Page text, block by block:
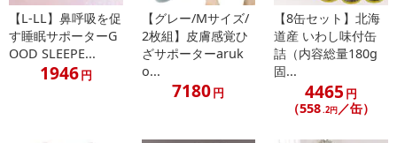
※お申込み頂きました商品の同梱、お届けの日時指定はいたしかね
ます。
※お客様のご都合でお受取りいただけない場合、商品の再発送や返
金はいたしかねます。
また、お届け日時のご指定は、お受けできません。宅配業者からの
【L-LL】鼻呼吸を促
す睡眠サポーターG
OOD SLEEPE...
1946円
【グレー/Mサイズ/
2枚組】皮膚感覚ひ
ざサポーターaruk
o...
7180円
【8缶セット】北海
道産 いわし味付缶
詰（内容総量180g
固...
4465 円
（558.2円 ／缶）